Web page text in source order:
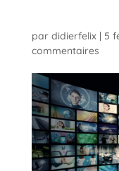
par didierfelix| 5
commentaires